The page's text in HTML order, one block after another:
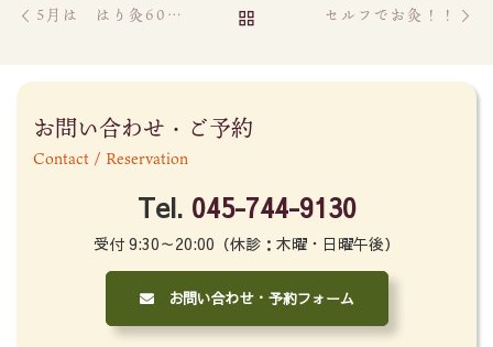
5月は はり灸60分コースがお得 BACK TO POST LIST
セルフでお灸！！
お問い合わせ・ご予約
Contact / Reservation
Tel. 045-744-9130
受付 9:30～20:00（休診：木曜・日曜午後）
お問い合わせ・予約フォーム